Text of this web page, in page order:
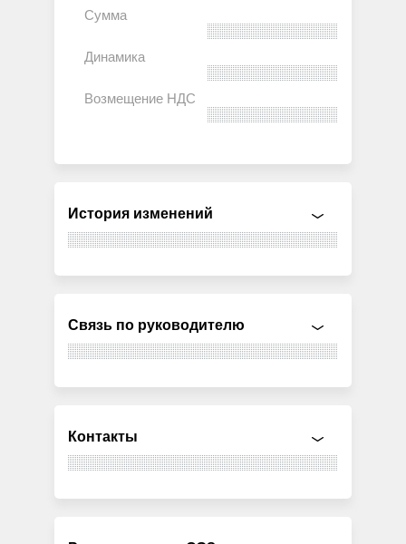
История изменений
Связь по руководителю
Контакты